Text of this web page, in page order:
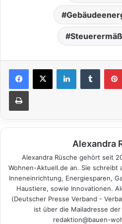
Alexandra
Alexandra Rüsche gehört seit
Wohnen-Aktuell.de an. Sie schreibt
Inneneinrichtung, Energiesparen,
Haustiere, sowie Innovationen.
(Deutscher Presse Verband -
ist über die Mailadresse
redaktion@bauen-